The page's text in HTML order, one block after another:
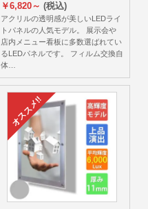
￥6,820～ (税込)
アクリルの透明感が美しいLEDライ
トパネルの人気モデル。 展示会や
店内メニュー看板に多数選ばれてい
るLEDパネルです。 フィルム交換自
体…